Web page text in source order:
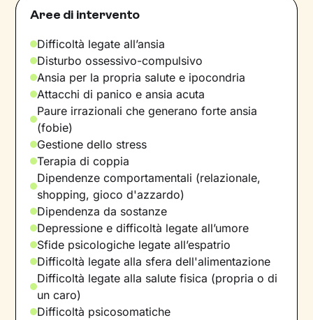
Aree di intervento
Difficoltà legate all’ansia
Disturbo ossessivo-compulsivo
Ansia per la propria salute e ipocondria
Attacchi di panico e ansia acuta
Paure irrazionali che generano forte ansia
(fobie)
Gestione dello stress
Terapia di coppia
Dipendenze comportamentali (relazionale,
shopping, gioco d'azzardo)
Dipendenza da sostanze
Depressione e difficoltà legate all’umore
Sfide psicologiche legate all’espatrio
Difficoltà legate alla sfera dell'alimentazione
Difficoltà legate alla salute fisica (propria o di
un caro)
Difficoltà psicosomatiche